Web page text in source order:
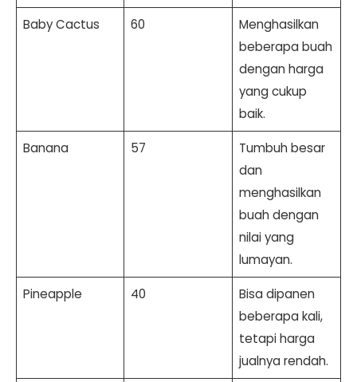
Baby Cactus 60
Menghasilkan
beberapa buah
dengan harga
yang cukup
baik.
Banana 57
Tumbuh besar
dan
menghasilkan
buah dengan
nilai yang
lumayan.
Pineapple 40
Bisa dipanen
beberapa kali,
tetapi harga
jualnya rendah.